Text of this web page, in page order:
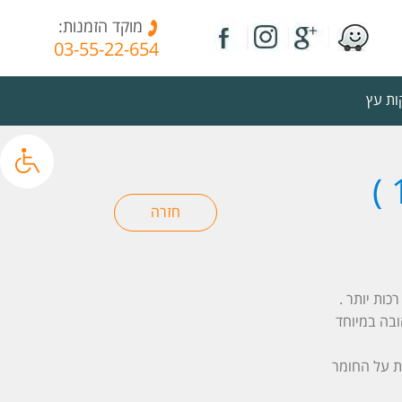
מוקד הזמנות:
03-55-22-654
עץ
במיוחד
השומרת על החומר